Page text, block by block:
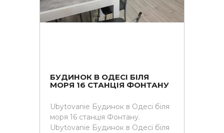
БУДИНОК В ОДЕСІ БІЛЯ
МОРЯ 16 СТАНЦІЯ ФОНТАНУ
Ubytovanie Будинок в Одесі біля
моря 16 станція Фонтану.
Ubytovanie Будинок в Одесі біля